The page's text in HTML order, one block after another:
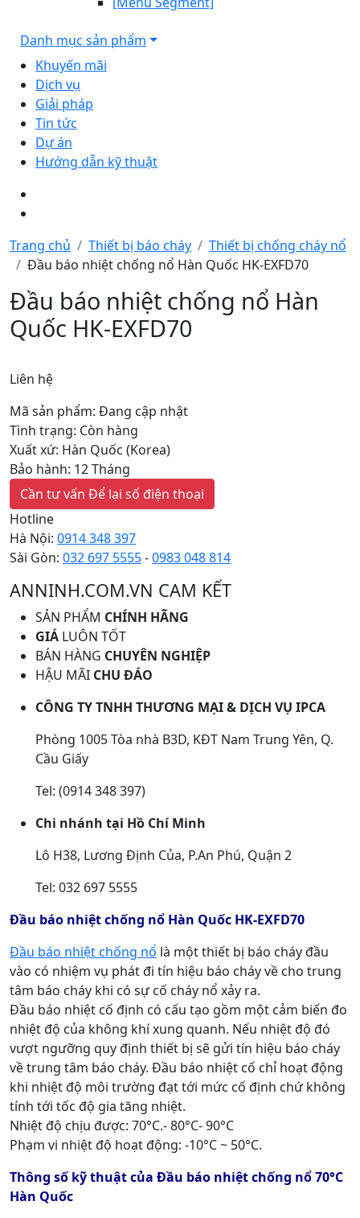
Danh mục sản phẩm
Khuyến mãi
Dịch vụ
Giải pháp
Tin tức
Dự án
Hướng dẫn kỹ thuật
Trang chủ Thiết bị báo cháy
Thiết bị chống cháy nổ
Đầu báo nhiệt chống nổ Hàn Quốc HK-EXFD70
Đầu báo nhiệt chống nổ Hàn
Quốc HK-EXFD70
Liên hệ
Mã sản phẩm: Đang cập nhật
Tình trạng: Còn hàng
Xuất xứ: Hàn Quốc (Korea)
Bảo hành: 12 Tháng
Cần tư vấn Để lại số điện thoại
Hotline
Hà Nội: 0914 348 397
Sài Gòn: 032 697 5555-0983 048 814
ANNINH.COM.VN CAM KẾT
SẢN PHẨM CHÍNH HÃNG
GIÁ LUÔN TỐT
BÁN HÀNG CHUYÊN NGHIỆP
HẬU MÃI CHU ĐÁO
CÔNG TY TNHH THƯƠNG MẠI & DỊCH VỤ IPCA
Phòng 1005 Tòa nhà B3D, KĐT Nam Trung Yên, Q.
Cầu Giấy
Tel: (0914 348 397)
Chi nhánh tại Hồ Chí Minh
Lô H38, Lương Định Của, P.An Phú, Quận 2
Tel: 032 697 5555
Đầu báo nhiệt chống nổ Hàn Quốc HK-EXFD70
Đầu báo nhiệt chống nổ là một thiết bị báo cháy đầu
vào có nhiệm vụ phát đi tín hiệu báo cháy về cho trung
tâm báo cháy khi có sự cố cháy nổ xảy ra.
Đầu báo nhiệt cố định có cấu tạo gồm một cảm biến đo
nhiệt độ của không khí xung quanh. Nếu nhiệt độ đó
vượt ngưỡng quy định thiết bị sẽ gửi tín hiệu báo cháy
về trung tâm báo cháy. Đầu báo nhiệt cố chỉ hoạt động
khi nhiệt độ môi trường đạt tới mức cố định chứ không
tính tới tốc độ gia tăng nhiệt.
Nhiệt độ chịu được: 70°C.- 80°C- 90°C
Phạm vi nhiệt độ hoạt động: -10°C ~ 50°C.
Thông số kỹ thuật của Đầu báo nhiệt chống nổ 70°C
Hàn Quốc